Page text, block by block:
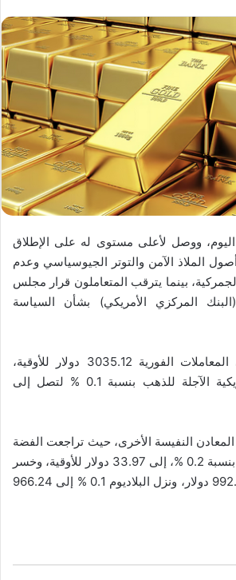
ووصل لأعلى مستوى له على الإطلاق
الملاذ الآمن والتوتر الجيوسياسي وعدم
بينما يترقب المتعاملون قرار مجلس
(البنك المركزي الأمريكي) بشأن السياسة
وبلغ سعر الذهب في المعاملات الفورية 3035.12 دولار للأوقية،
وارتفعت العقود الأمريكية الآجلة للذهب بنسبة 0.1 % لتصل إلى
النفيسة الأخرى، حيث تراجعت الفضة
في المعاملات الفورية بنسبة 0.2 %، إلى 33.97 دولار للأوقية، وخسر
البلاتين 0.4 % إلى 992.85 دولار، ونزل البلاديوم 0.1 % إلى 966.24